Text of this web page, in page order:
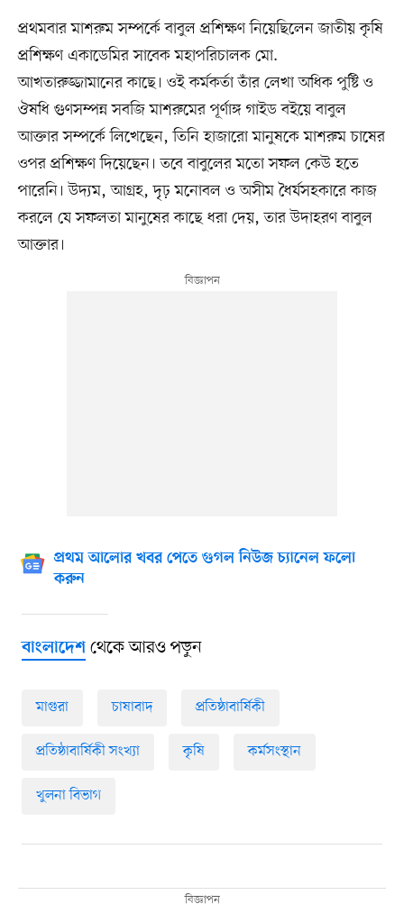
প্রথমবার মাশরুম সম্পর্কে বাবুল প্রশিক্ষণ নিয়েছিলেন জাতীয় কৃষি
প্রশিক্ষণ একাডেমির সাবেক মহাপরিচালক মো.
আখতারুজ্জামানের কাছে। ওই কর্মকর্তা তাঁর লেখা অধিক পুষ্টি ও
ঔষধি গুণসম্পন্ন সবজি মাশরুমের পূর্ণাঙ্গ গাইড বইয়ে বাবুল
আক্তার সম্পর্কে লিখেছেন, তিনি হাজারো মানুষকে মাশরুম চাষের
ওপর প্রশিক্ষণ দিয়েছেন। তবে বাবুলের মতো সফল কেউ হতে
পারেনি। উদ্যম, আগ্রহ, দৃঢ় মনোবল ও অসীম ধৈর্যসহকারে কাজ
করলে যে সফলতা মানুষের কাছে ধরা দেয়, তার উদাহরণ বাবুল
আক্তার।
প্রথম আলোর খবর পেতে গুগল নিউজ চ্যানেল ফলো
করুন
বাংলাদেশথেকে আরও পড়ুন
মাগুরা চাষাবাদ প্রতিষ্ঠাবার্ষিকী
প্রতিষ্ঠাবার্ষিকী সংখ্যা কৃষি কর্মসংস্থান
খুলনা বিভাগ